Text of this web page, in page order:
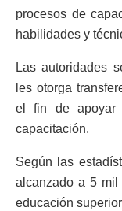
procesos de
habilidades y
Las autoridades
les otorga
el fin de apoyar
capacitación.
Según las
alcanzado a 5 mil
educación